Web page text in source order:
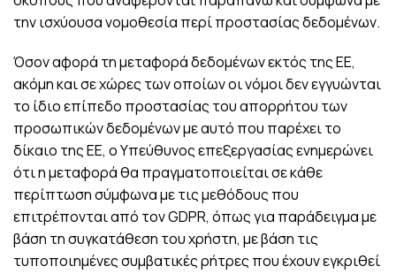
την ισχύουσα νομοθεσία περί προστασίας δεδομένων.
Όσον αφορά τη μεταφορά δεδομένων εκτός της ΕΕ,
ακόμη και σε χώρες των οποίων οι νόμοι δεν εγγυώνται
το ίδιο επίπεδο προστασίας του απορρήτου των
προσωπικών δεδομένων με αυτό που παρέχει το
δίκαιο της ΕΕ, ο Υπεύθυνος επεξεργασίας ενημερώνει
ότι η μεταφορά θα πραγματοποιείται σε κάθε
περίπτωση σύμφωνα με τις μεθόδους που
επιτρέπονται από τον GDPR, όπως για παράδειγμα με
βάση τη συγκατάθεση του χρήστη, με βάση τις
τυποποιημένες συμβατικές ρήτρες που έχουν εγκριθεί